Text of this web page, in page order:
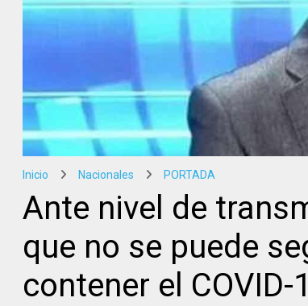
Inicio Nacionales PORTADA
Ante nivel de
que no se puede
contener el COVID-